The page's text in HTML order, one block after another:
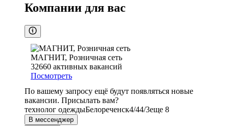
Компании для вас
МАГНИТ, Розничная сеть
32660 активных вакансий
Посмотреть
По вашему запросу ещё будут появляться новые
вакансии. Присылать вам?
технолог одеждыБелореченск4/44/3еще 8
В мессенджер